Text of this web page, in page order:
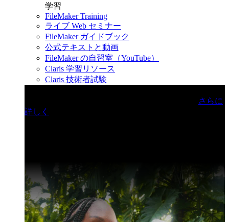
学習
FileMaker Training
ライブ Web セミナー
FileMaker ガイドブック
公式テキストと動画
FileMaker の自習室（YouTube）
Claris 学習リソース
Claris 技術者試験
さらに
詳しく